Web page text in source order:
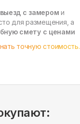
с замером и
для размещения, а
смету с ценами
точную стоимость.